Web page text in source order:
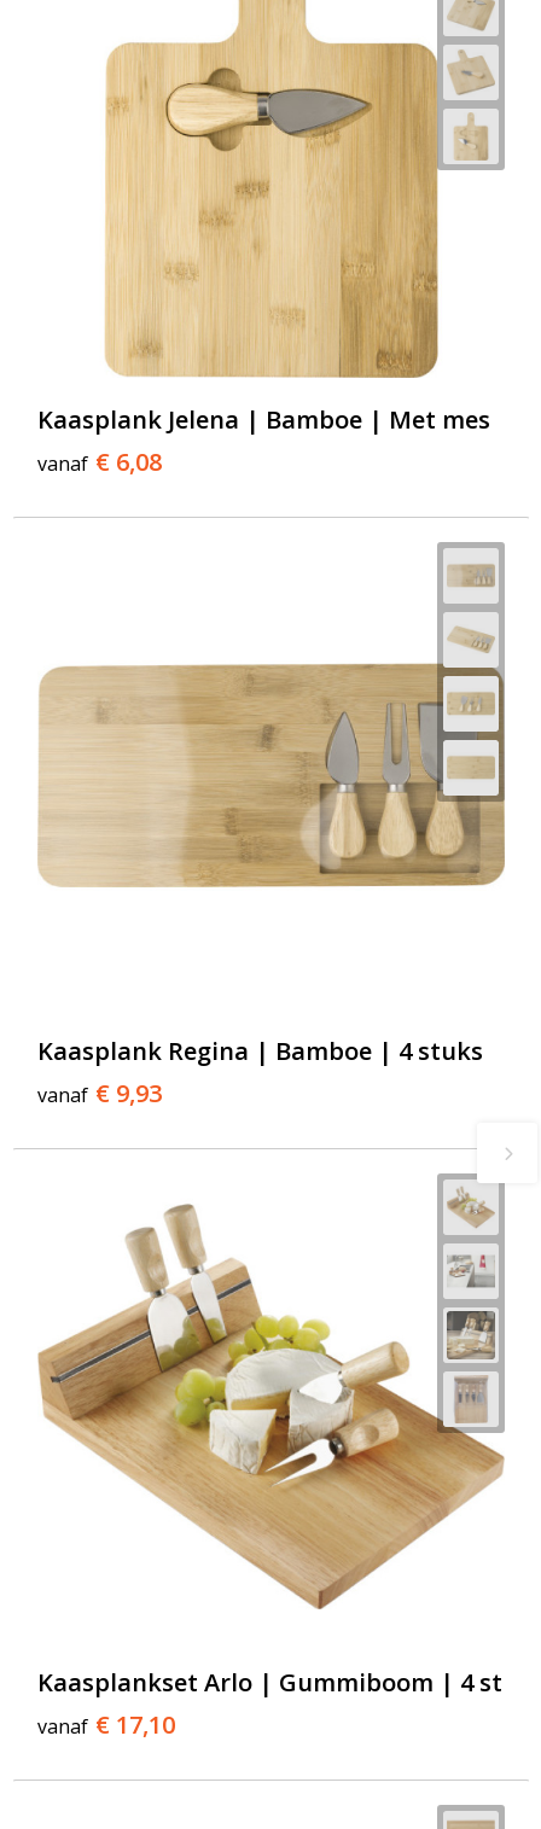
Kaasplank Jelena | Bamboe | Met mes
vanaf € 6,08
Kaasplank Regina | Bamboe | 4 stuks
vanaf € 9,93
Kaasplankset Arlo | Gummiboom | 4 st
vanaf € 17,10